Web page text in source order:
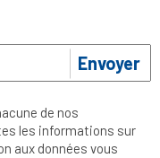
Envoyer
de nos
les informations sur
aux données vous